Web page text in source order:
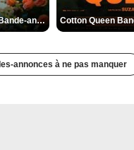
Des Fleurs pour Tokyo Bande-annonce VO STFR
annonces à ne pas manquer